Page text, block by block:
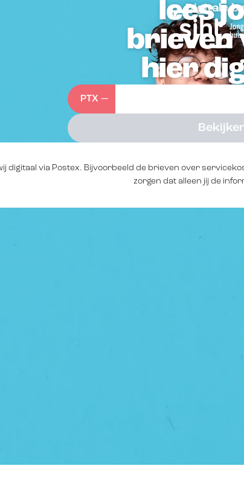
Digitale
lees
brieven
hier
PTX —
digitaal via Postex. Bijvoorbeeld de brieven over
zorgen dat alleen jij de